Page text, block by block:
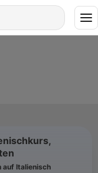
auf Italienisch